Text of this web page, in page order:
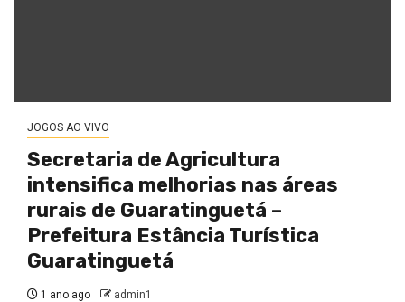
JOGOS AO VIVO
Secretaria de Agricultura
intensifica melhorias nas áreas
rurais de Guaratinguetá –
Prefeitura Estância Turística
Guaratinguetá
1 ano ago admin1